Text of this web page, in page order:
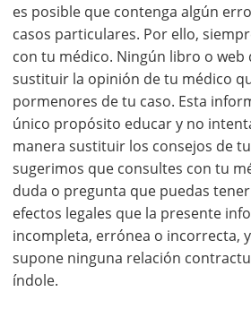
es posible que contenga algún
casos particulares. Por ello,
con tu médico. Ningún libro o web
sustituir la opinión de tu médico
pormenores de tu caso. Esta
único propósito educar y no
manera sustituir los consejos de
sugerimos que consultes con tu
duda o pregunta que puedas
efectos legales que la presente
incompleta, errónea o incorrecta,
supone ninguna relación
índole.